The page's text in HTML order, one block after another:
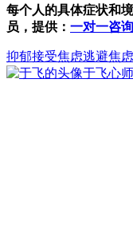
每个人的具体症状和
员，提供： 一对一咨
抑郁接受焦虑逃避焦
于飞心师